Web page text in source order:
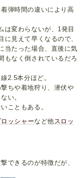
弾時間の違いにより高
は変わらないが、1発目
見えて早くなるので、
当たった場合、直後に気
もなく倒されているだろ
2.5本分ほど。
ちや着地狩り、潜伏や
い。
こともある。
ッシャーなど他 スロッ
できるのが特徴だが、